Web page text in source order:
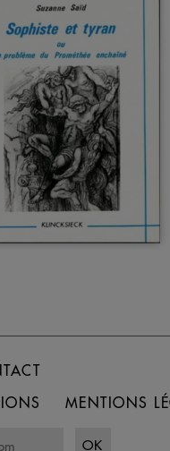
MENTIONS
OK